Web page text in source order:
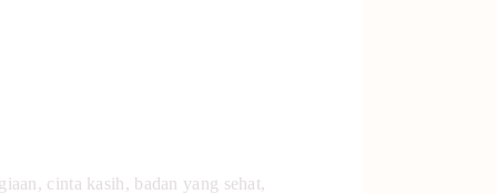
cinta kasih, badan yang sehat,